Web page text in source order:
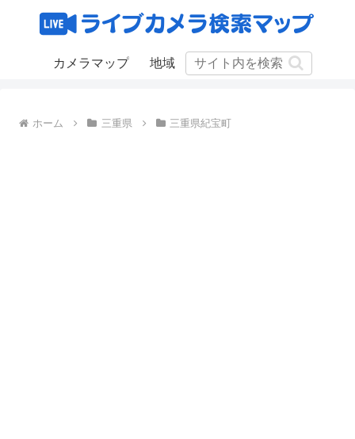
カメラマップ 地域
ホーム 三重県 三重県紀宝町